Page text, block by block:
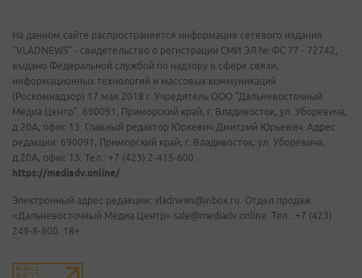
На данном сайте распространяется информация сетевого издания
"VLADNEWS" - свидетельство о регистрации СМИ ЭЛ № ФС 77 - 72742,
выдано Федеральной службой по надзору в сфере связи,
информационных технологий и массовых коммуникаций
(Роскомнадзор) 17 мая 2018 г. Учредитель ООО "Дальневосточный
Медиа Центр". 690091, Приморский край, г. Владивосток, ул. Уборевича,
д.20А, офис 13. Главный редактор Юркевич Дмитрий Юрьевич. Адрес
редакции: 690091, Приморский край, г. Владивосток, ул. Уборевича,
д.20А, офис 13. Тел.: +7 (423) 2-415-600.
https://mediadv.online/
Электронный адрес редакции: vladnews@inbox.ru. Отдел продаж
«Дальневосточный Медиа Центр» sale@mediadv.online. Тел.: +7 (423)
249-8-800. 18+